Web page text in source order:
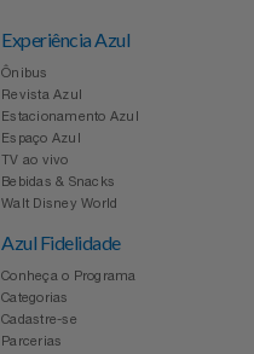
Experiência Azul
Ônibus
Revista Azul
Estacionamento Azul
Espaço Azul
TV ao vivo
Bebidas & Snacks
Walt Disney World
Azul Fidelidade
Conheça o Programa
Categorias
Cadastre-se
Parcerias